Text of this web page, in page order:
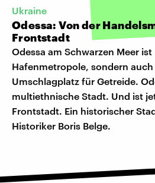
Ukraine
Odessa: Von der
Frontstadt
Odessa am Schwarzen Meer
Hafenmetropole, sondern
Umschlagplatz für Getreide.
multiethnische Stadt. Und ist
Frontstadt. Ein historischer
Historiker Boris Belge.